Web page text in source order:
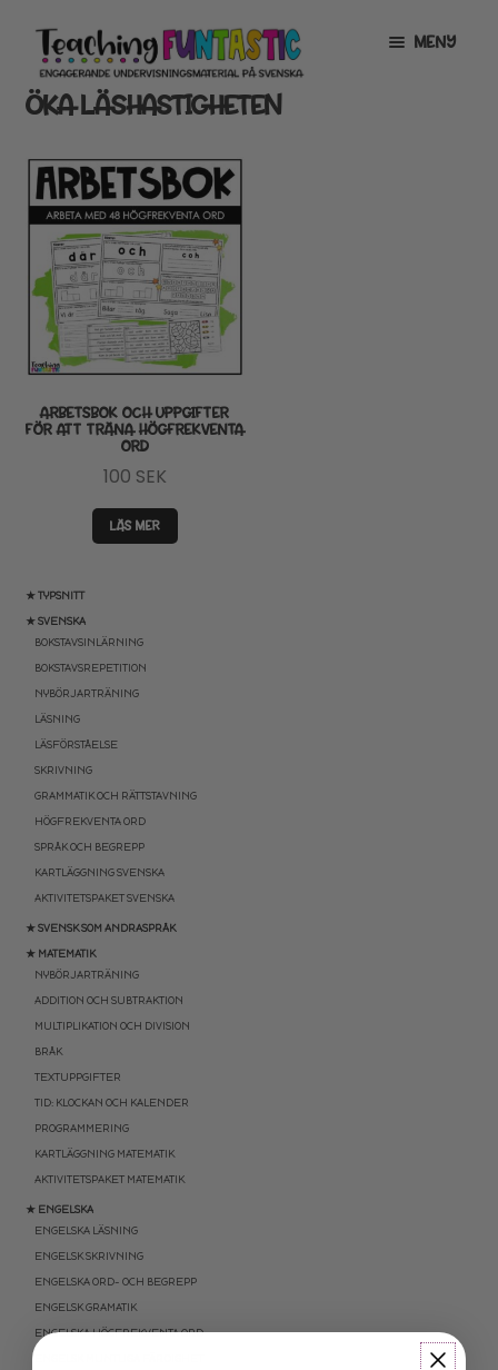
Hoppa
till
navigering
Gå
till
innehåll
MENY
INFO
EXPANDERA
MITT KONTO
GRATISMATERIAL
BUTIK
LICENSER
ÖKA LÄSHASTIGHETEN
★ TYPSNITT
★ SVENSKA
BOKSTAVSINLÄRNING
BOKSTAVSREPETITION
NYBÖRJARTRÄNING
LÄSNING
LÄSFÖRSTÅELSE
SKRIVNING
GRAMMATIK OCH RÄTTSTAVNING
HÖGFREKVENTA ORD
SPRÅK OCH BEGREPP
KARTLÄGGNING SVENSKA
AKTIVITETSPAKET SVENSKA
★ SVENSK SOM ANDRASPRÅK
★ MATEMATIK
NYBÖRJARTRÄNING
ADDITION OCH SUBTRAKTION
MULTIPLIKATION OCH DIVISION
BRÅK
TEXTUPPGIFTER
TID: KLOCKAN OCH KALENDER
PROGRAMMERING
KARTLÄGGNING MATEMATIK
AKTIVITETSPAKET MATEMATIK
★ ENGELSKA
ENGELSKA LÄSNING
ENGELSK SKRIVNING
ENGELSKA ORD- OCH BEGREPP
ENGELSK GRAMATIK
ENGELSKA HÖGFREKVENTA ORD
ARBETSBOK OCH UPPGIFTER
FÖR ATT TRÄNA HÖGFREKVENTA
ORD
100 SEK
LÄS MER